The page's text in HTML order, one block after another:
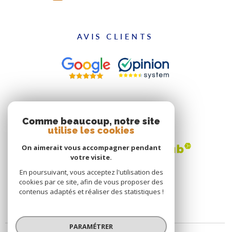
AVIS CLIENTS
ADHÉRENTS
Comme beaucoup, notre site
utilise les cookies
On aimerait vous accompagner pendant
votre visite.
En poursuivant, vous acceptez l'utilisation des
cookies par ce site, afin de vous proposer des
contenus adaptés et réaliser des statistiques !
PARAMÉTRER